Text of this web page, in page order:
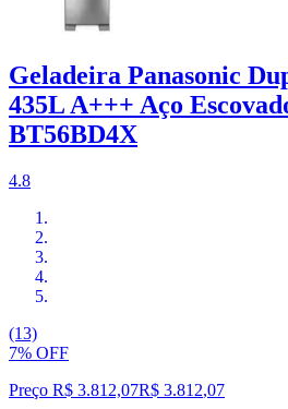
Geladeira Panasonic
435L A+++ Aço
BT56BD4X
4.8
(13)
7% OFF
Preço R$ 3.812,07R$ 3.812,07